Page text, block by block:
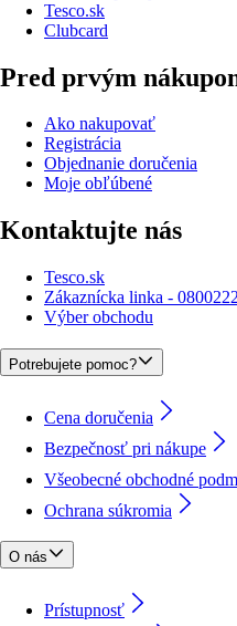
Tesco.sk
Clubcard
Pred prvým
Ako nakupovať
Registrácia
Objednanie doručenia
Moje obľúbené
Kontaktujte nás
Tesco.sk
Zákaznícka linka -
Výber obchodu
Potrebujete pomoc?
Cena doručenia
Bezpečnosť pri nákupe
Všeobecné obchodné
Ochrana súkromia
O nás
Prístupnosť